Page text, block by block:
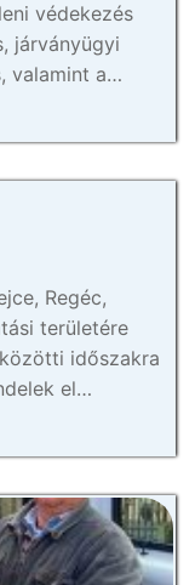
védekezés
járványügyi
valamint a…
Regéc,
területére
időszakra
el…